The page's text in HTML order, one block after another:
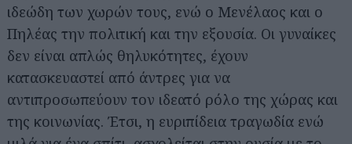
ιδεώδη των χωρών τους, ενώ ο Μενέλαος και ο
Πηλέας την πολιτική και την εξουσία. Οι γυναίκες
δεν είναι απλώς θηλυκότητες, έχουν
κατασκευαστεί από άντρες για να
αντιπροσωπεύουν τον ιδεατό ρόλο της χώρας και
της κοινωνίας. Έτσι, η ευριπίδεια τραγωδία ενώ